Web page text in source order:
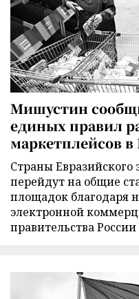
Мишустин
единых правил
маркетплейсов в
Страны Евразийского
перейдут на общие
площадок благодаря
электронной
правительства